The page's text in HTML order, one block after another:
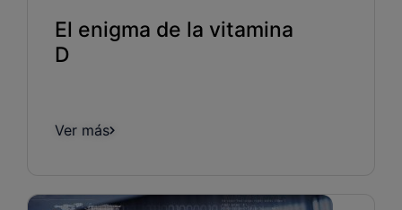
El enigma de la vitamina
D
Ver más